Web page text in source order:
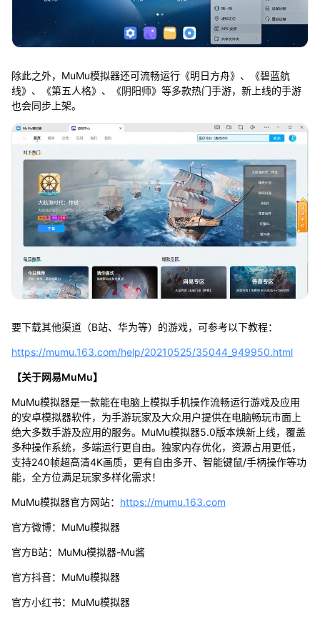
除此之外，MuMu模拟器还可流畅运行《明日方舟》、《碧蓝航
线》、《第五人格》、《阴阳师》等多款热门手游，新上线的手游
也会同步上架。
要下载其他渠道（B站、华为等）的游戏，可参考以下教程：
https://mumu.163.com/help/20210525/35044_949950.html
【关于网易MuMu】
MuMu模拟器是一款能在电脑上模拟手机操作流畅运行游戏及应用
的安卓模拟器软件，为手游玩家及大众用户提供在电脑畅玩市面上
绝大多数手游及应用的服务。MuMu模拟器5.0版本焕新上线，覆盖
多种操作系统，多端运行更自由。独家内存优化，资源占用更低，
支持240帧超高清4K画质，更有自由多开、智能键鼠/手柄操作等功
能，全方位满足玩家多样化需求！
MuMu模拟器官方网站： https://mumu.163.com
官方微博：MuMu模拟器
官方B站：MuMu模拟器-Mu酱
官方抖音：MuMu模拟器
官方小红书：MuMu模拟器